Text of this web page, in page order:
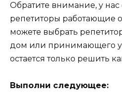
Обратите внимание, у нас
репетиторы работающие
можете выбрать
дом или принимающего у
остается только решить
Выполни следующее: